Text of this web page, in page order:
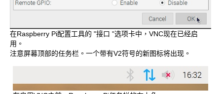
在Raspberry Pi配置工具的 "接口 "选项卡中，VNC现在已经启
用。
注意屏幕顶部的任务栏。一个带有V2符号的新图标将出现。